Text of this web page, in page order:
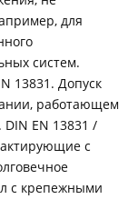
для
систем.
13831. Допуск
работающем
EN 13831 /
с
с крепежными